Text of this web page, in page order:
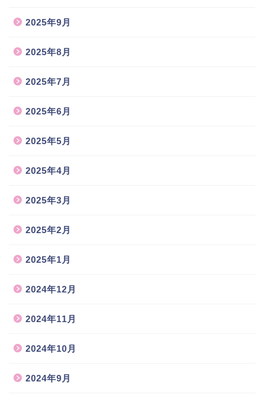
2025年9月
2025年8月
2025年7月
2025年6月
2025年5月
2025年4月
2025年3月
2025年2月
2025年1月
2024年12月
2024年11月
2024年10月
2024年9月